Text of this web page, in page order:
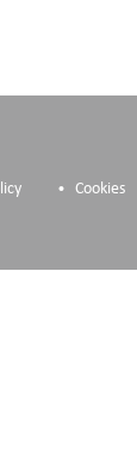
Cookies